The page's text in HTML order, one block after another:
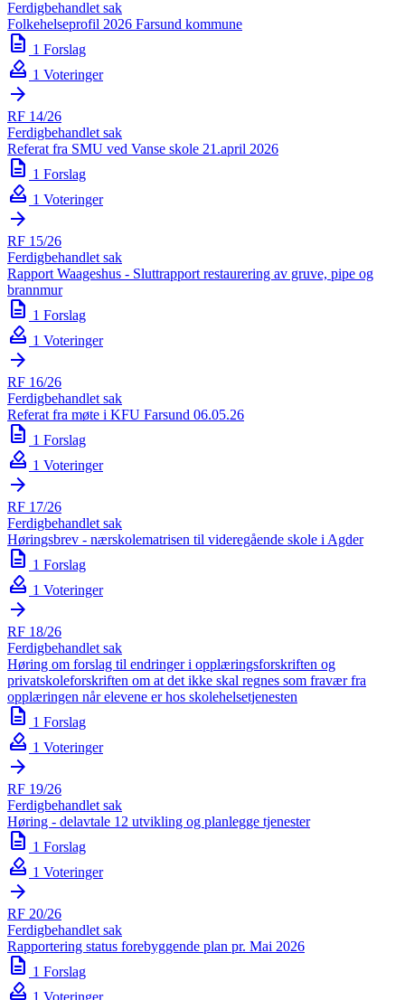
Ferdigbehandlet sak
Folkehelseprofil 2026 Farsund kommune
description 1 Forslag
how_to_vote 1 Voteringer
arrow_forward
RF 14/26
Ferdigbehandlet sak
Referat fra SMU ved Vanse skole 21.april 2026
description 1 Forslag
how_to_vote 1 Voteringer
arrow_forward
RF 15/26
Ferdigbehandlet sak
Rapport Waageshus - Sluttrapport restaurering av gruve, pipe og
brannmur
description 1 Forslag
how_to_vote 1 Voteringer
arrow_forward
RF 16/26
Ferdigbehandlet sak
Referat fra møte i KFU Farsund 06.05.26
description 1 Forslag
how_to_vote 1 Voteringer
arrow_forward
RF 17/26
Ferdigbehandlet sak
Høringsbrev - nærskolematrisen til videregående skole i Agder
description 1 Forslag
how_to_vote 1 Voteringer
arrow_forward
RF 18/26
Ferdigbehandlet sak
Høring om forslag til endringer i opplæringsforskriften og
privatskoleforskriften om at det ikke skal regnes som fravær fra
opplæringen når elevene er hos skolehelsetjenesten
description 1 Forslag
how_to_vote 1 Voteringer
arrow_forward
RF 19/26
Ferdigbehandlet sak
Høring - delavtale 12 utvikling og planlegge tjenester
description 1 Forslag
how_to_vote 1 Voteringer
arrow_forward
RF 20/26
Ferdigbehandlet sak
Rapportering status forebyggende plan pr. Mai 2026
description 1 Forslag
how_to_vote 1 Voteringer